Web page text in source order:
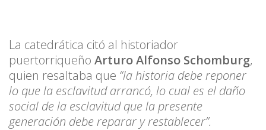
La catedrática citó al historiador
puertorriqueño Arturo Alfonso Schomburg,
quien resaltaba que “la historia debe reponer
lo que la esclavitud arrancó, lo cual es el daño
social de la esclavitud que la presente
generación debe reparar y restablecer”.